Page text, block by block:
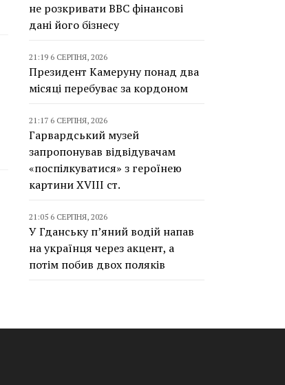
не розкривати BBC фінансові
дані його бізнесу
21:19 6 СЕРПНЯ, 2026
Президент Камеруну понад два
місяці перебуває за кордоном
21:17 6 СЕРПНЯ, 2026
Гарвардський музей
запропонував відвідувачам
«поспілкуватися» з героїнею
картини XVIII ст.
21:05 6 СЕРПНЯ, 2026
У Гданську п’яний водій напав
на українця через акцент, а
потім побив двох поляків